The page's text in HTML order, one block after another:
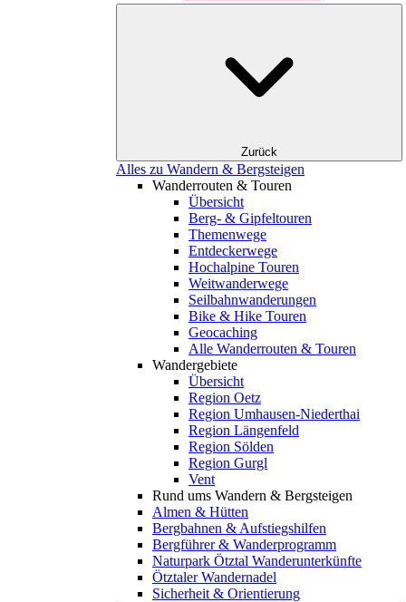
Zurück
Alles zu Wandern & Bergsteigen
Wanderrouten & Touren
Übersicht
Berg- & Gipfeltouren
Themenwege
Entdeckerwege
Hochalpine Touren
Weitwanderwege
Seilbahnwanderungen
Bike & Hike Touren
Geocaching
Alle Wanderrouten & Touren
Wandergebiete
Übersicht
Region Oetz
Region Umhausen-Niederthai
Region Längenfeld
Region Sölden
Region Gurgl
Vent
Rund ums Wandern & Bergsteigen
Almen & Hütten
Bergbahnen & Aufstiegshilfen
Bergführer & Wanderprogramm
Naturpark Ötztal Wanderunterkünfte
Ötztaler Wandernadel
Sicherheit & Orientierung